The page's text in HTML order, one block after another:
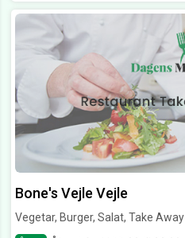
Bone's Vejle Vejle
Vegetar, Burger, Salat, Take Away